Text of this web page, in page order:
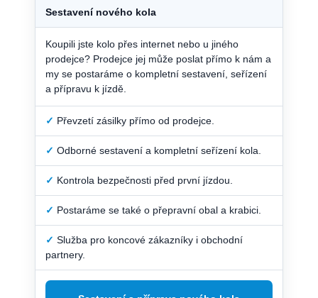
Sestavení nového kola
Koupili jste kolo přes internet nebo u jiného
prodejce? Prodejce jej může poslat přímo k nám a
my se postaráme o kompletní sestavení, seřízení
a přípravu k jízdě.
✓ Převzetí zásilky přímo od prodejce.
✓ Odborné sestavení a kompletní seřízení kola.
✓ Kontrola bezpečnosti před první jízdou.
✓ Postaráme se také o přepravní obal a krabici.
✓ Služba pro koncové zákazníky i obchodní
partnery.